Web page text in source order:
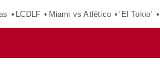
LCDLF Miami vs Atlético ‘El Tokio’